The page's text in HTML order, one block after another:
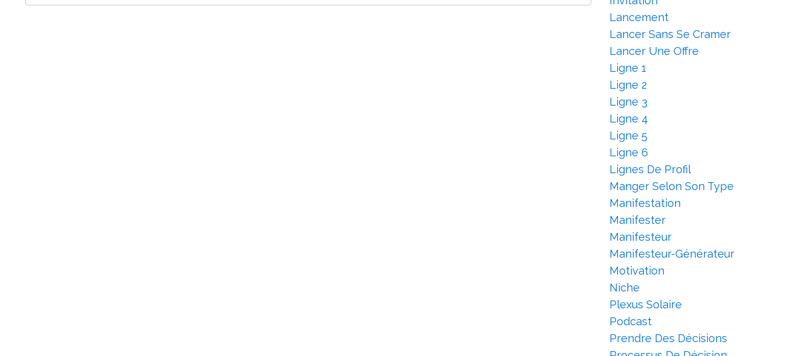
Lancement
Lancer Sans Se Cramer
Lancer Une Offre
Ligne 1
Ligne 2
Ligne 3
Ligne 4
Ligne 5
Ligne 6
Lignes De Profil
Manger Selon Son Type
Manifestation
Manifester
Manifesteur
Manifesteur-Générateur
Motivation
Niche
Plexus Solaire
Podcast
Prendre Des Décisions